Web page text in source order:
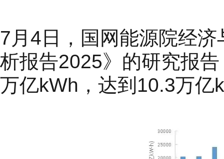
7月4日，国网能源院经
析报告2025》的研究报
万亿kWh，达到10.3万亿